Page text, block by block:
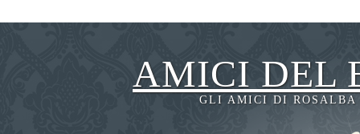
AMICI DEL
GLI AMICI DI ROSALBA